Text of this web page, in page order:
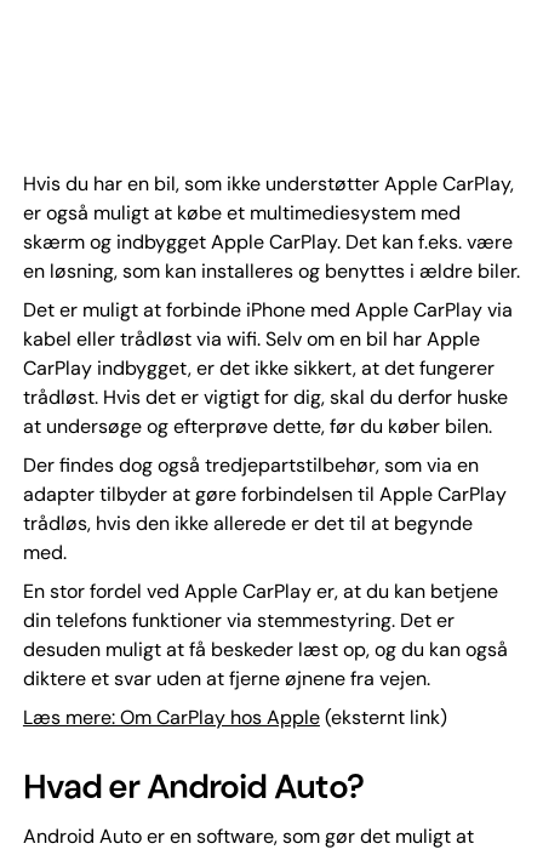
Hvis du har en bil, som ikke understøtter Apple CarPlay,
er også muligt at købe et multimediesystem med
skærm og indbygget Apple CarPlay. Det kan f.eks. være
en løsning, som kan installeres og benyttes i ældre biler.
Det er muligt at forbinde iPhone med Apple CarPlay via
kabel eller trådløst via wifi. Selv om en bil har Apple
CarPlay indbygget, er det ikke sikkert, at det fungerer
trådløst. Hvis det er vigtigt for dig, skal du derfor huske
at undersøge og efterprøve dette, før du køber bilen.
Der findes dog også tredjepartstilbehør, som via en
adapter tilbyder at gøre forbindelsen til Apple CarPlay
trådløs, hvis den ikke allerede er det til at begynde
med.
En stor fordel ved Apple CarPlay er, at du kan betjene
din telefons funktioner via stemmestyring. Det er
desuden muligt at få beskeder læst op, og du kan også
diktere et svar uden at fjerne øjnene fra vejen.
Læs mere: Om CarPlay hos Apple(eksternt link)
Hvad er Android Auto?
Android Auto er en software, som gør det muligt at